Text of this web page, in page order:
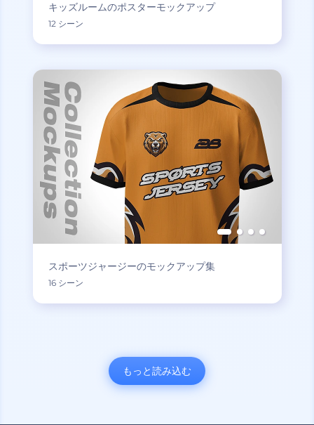
キッズルームのポスターモックアップ
12 シーン
スポーツジャージーのモックアップ集
16 シーン
もっと読み込む